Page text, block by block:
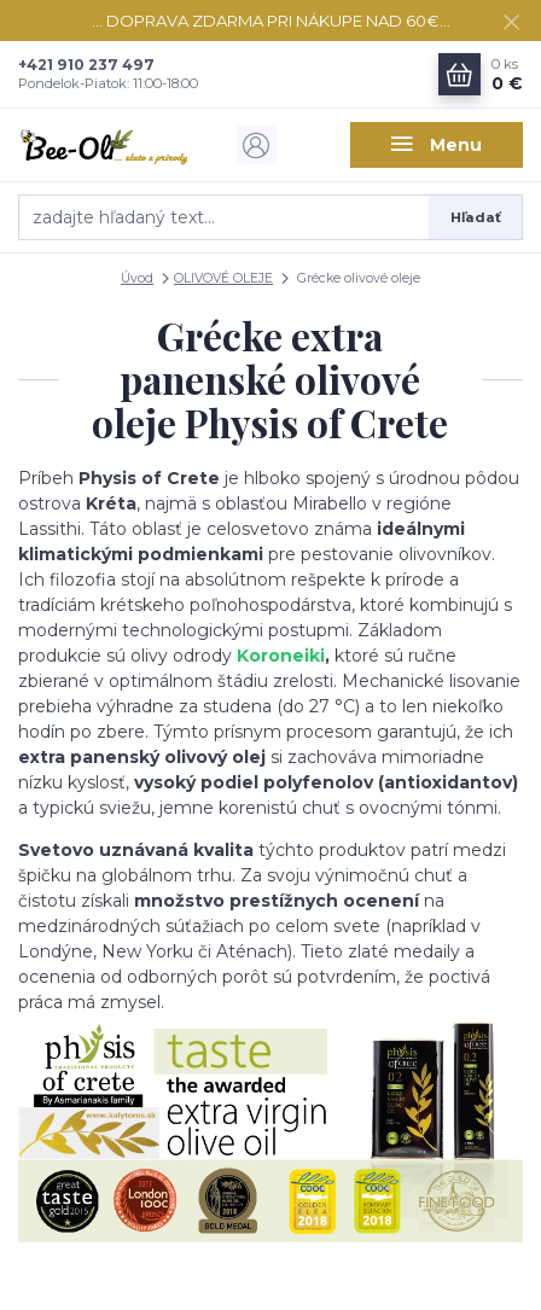
... DOPRAVA ZDARMA PRI NÁKUPE NAD 60€...
Menu
Hľadať
+421 910 237 497
Pondelok-Piatok: 11:00-18:00
0 ks
0 €
Úvod OLIVOVÉ OLEJE Grécke olivové oleje
Grécke extra
panenské olivové
oleje Physis of Crete
Príbeh Physis of Crete je hlboko spojený s úrodnou pôdou
ostrova Kréta, najmä s oblasťou Mirabello v regióne
Lassithi. Táto oblasť je celosvetovo známa ideálnymi
klimatickými podmienkami pre pestovanie olivovníkov.
Ich filozofia stojí na absolútnom rešpekte k prírode a
tradíciám krétskeho poľnohospodárstva, ktoré kombinujú s
modernými technologickými postupmi. Základom
produkcie sú olivy odrody Koroneiki, ktoré sú ručne
zbierané v optimálnom štádiu zrelosti. Mechanické lisovanie
prebieha výhradne za studena (do 27 °C) a to len niekoľko
hodín po zbere. Týmto prísnym procesom garantujú, že ich
extra panenský olivový olej si zachováva mimoriadne
nízku kyslosť, vysoký podiel polyfenolov (antioxidantov)
a typickú sviežu, jemne korenistú chuť s ovocnými tónmi.
Svetovo uznávaná kvalita týchto produktov patrí medzi
špičku na globálnom trhu. Za svoju výnimočnú chuť a
čistotu získali množstvo prestížnych ocenení na
medzinárodných súťažiach po celom svete (napríklad v
Londýne, New Yorku či Aténach). Tieto zlaté medaily a
ocenenia od odborných porôt sú potvrdením, že poctivá
práca má zmysel.